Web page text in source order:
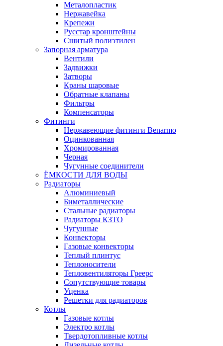
Металопластик
Нержавейка
Крепежи
Русстар кронштейны
Сшитый полиэтилен
Запорная арматура
Вентили
Задвижки
Затворы
Краны шаровые
Обратные клапаны
Фильтры
Компенсаторы
Фитинги
Нержавеющие фитинги Benarmo
Оцинкованная
Хромированная
Черная
Чугунные соединители
ЁМКОСТИ ДЛЯ ВОДЫ
Радиаторы
Алюминиевый
Биметаллические
Стальные радиаторы
Радиаторы КЗТО
Чугунные
Конвекторы
Газовые конвекторы
Теплый плинтус
Теплоносители
Тепловентиляторы Греерс
Сопутствующие товары
Уценка
Решетки для радиаторов
Котлы
Газовые котлы
Электро котлы
Твердотопливные котлы